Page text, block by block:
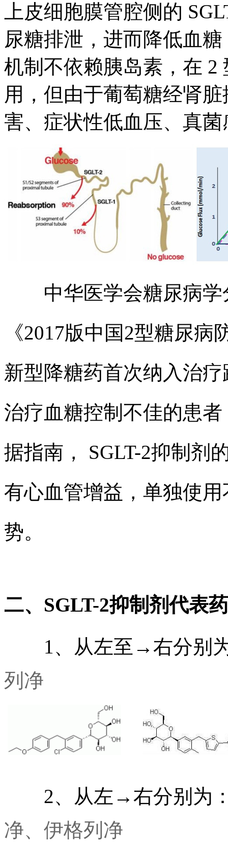
上皮细胞膜管腔侧的
尿糖排泄，进而降低血
机制不依赖胰岛素，在 2
用，但由于葡萄糖经肾
害、症状性低血压、真
中华医学会糖尿病学
《2017版中国2型糖尿
新型降糖药首次纳入治
治疗血糖控制不佳的患
据指南， SGLT-2抑制剂
有心血管增益，单独使
势。
二、SGLT-2抑制剂代表
1、从左至→右分别
列净
2、从左 →右分别为
净、伊格列净